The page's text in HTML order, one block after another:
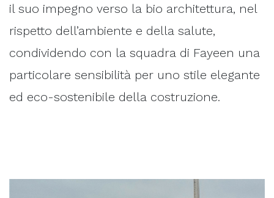
il suo impegno verso la bio architettura, nel
rispetto dell’ambiente e della salute,
condividendo con la squadra di Fayeen una
particolare sensibilità per uno stile elegante
ed eco-sostenibile della costruzione.